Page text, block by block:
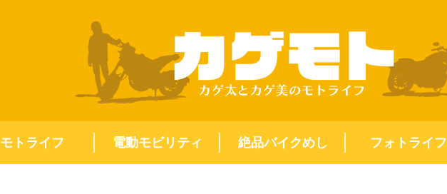
モトライフ 電動モビリティ 絶品バイクめし フォトライフ